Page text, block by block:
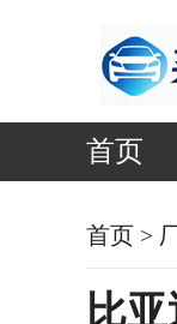
首页
首页 >
比